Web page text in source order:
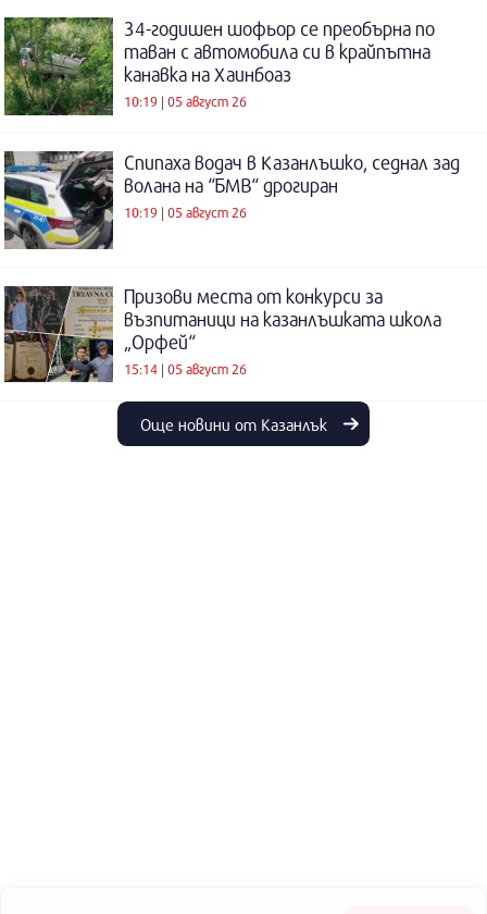
34-годишен шофьор се преобърна по
таван с автомобила си в крайпътна
канавка на Хаинбоаз
10:19 | 05 август 26
Спипаха водач в Казанлъшко, седнал зад
волана на “БМВ“ дрогиран
10:19 | 05 август 26
Призови места от конкурси за
възпитаници на казанлъшката школа
„Орфей“
15:14 | 05 август 26
Още новини от Казанлък